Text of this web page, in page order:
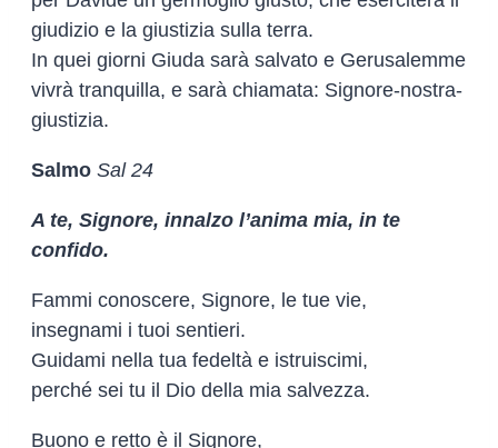
giudizio e la giustizia sulla terra.
In quei giorni Giuda sarà salvato e Gerusalemme
vivrà tranquilla, e sarà chiamata: Signore-nostra-
giustizia.
Salmo Sal 24
A te, Signore, innalzo l’anima mia, in te
confido.
Fammi conoscere, Signore, le tue vie,
insegnami i tuoi sentieri.
Guidami nella tua fedeltà e istruiscimi,
perché sei tu il Dio della mia salvezza.
Buono e retto è il Signore,